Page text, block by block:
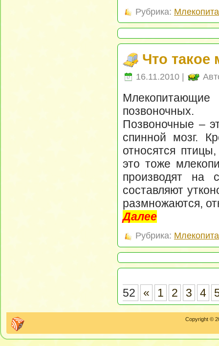
Рубрика:
Что
16.11.2010 |
Млекопитающие
позвоночных.
Позвоночные –
спинной мозг.
относятся
это тоже
производят на
составляют
размножаются,
Далее
Рубрика:
52 « 1 2 3 4
Copyright ©